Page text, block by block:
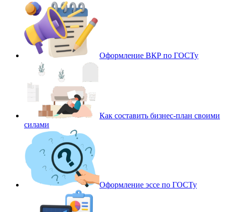
Оформление ВКР по ГОСТу
Как составить бизнес-план своими
силами
Оформление эссе по ГОСТу